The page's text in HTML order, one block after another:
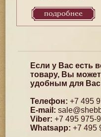
подробнее
Если у Вас есть
товару, Вы
удобным для
Телефон: +7 495
E-mail:
Viber: +7 495 975-
Whatsapp: +7 495